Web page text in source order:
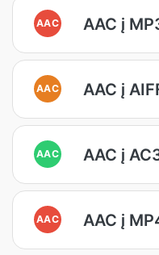
AAC AAC į
AAC AAC į
AAC AAC į
AAC AAC į